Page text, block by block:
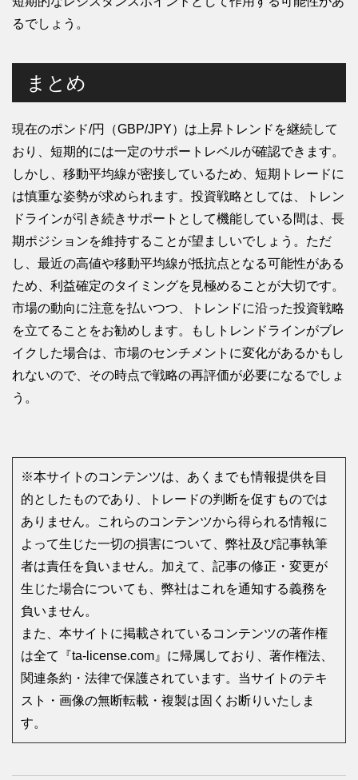
るでしょう。
まとめ
現在のポンド/円（GBP/JPY）は上昇トレンドを継続して
おり、短期的には一定のサポートレベルが確認できます。
しかし、移動平均線が密接しているため、短期トレードに
は慎重な姿勢が求められます。投資戦略としては、トレン
ドラインが引き続きサポートとして機能している間は、長
期ポジションを維持することが望ましいでしょう。ただ
し、最近の高値や移動平均線が抵抗点となる可能性がある
ため、利益確定のタイミングを見極めることが大切です。
市場の動向に注意を払いつつ、トレンドに沿った投資戦略
を立てることをお勧めします。もしトレンドラインがブレ
イクした場合は、市場のセンチメントに変化があるかもし
れないので、その時点で戦略の再評価が必要になるでしょ
う。
※本サイトのコンテンツは、あくまでも情報提供を目
的としたものであり、トレードの判断を促すものでは
ありません。これらのコンテンツから得られる情報に
よって生じた一切の損害について、弊社及び記事執筆
者は責任を負いません。加えて、記事の修正・変更が
生じた場合についても、弊社はこれを通知する義務を
負いません。
また、本サイトに掲載されているコンテンツの著作権
は全て『ta-license.com』に帰属しており、著作権法、
関連条約・法律で保護されています。当サイトのテキ
スト・画像の無断転載・複製は固くお断りいたしま
す。